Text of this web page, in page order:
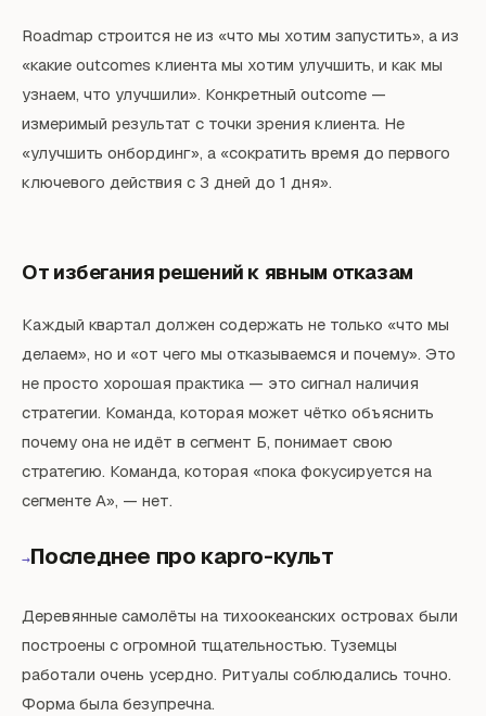
Roadmap строится не из «что мы хотим запустить», а из
«какие outcomes клиента мы хотим улучшить, и как мы
узнаем, что улучшили». Конкретный outcome —
измеримый результат с точки зрения клиента. Не
«улучшить онбординг», а «сократить время до первого
ключевого действия с 3 дней до 1 дня».
От избегания решений к явным отказам
Каждый квартал должен содержать не только «что мы
делаем», но и «от чего мы отказываемся и почему». Это
не просто хорошая практика — это сигнал наличия
стратегии. Команда, которая может чётко объяснить
почему она не идёт в сегмент Б, понимает свою
стратегию. Команда, которая «пока фокусируется на
сегменте А», — нет.
→Последнее про карго-культ
Деревянные самолёты на тихоокеанских островах были
построены с огромной тщательностью. Туземцы
работали очень усердно. Ритуалы соблюдались точно.
Форма была безупречна.